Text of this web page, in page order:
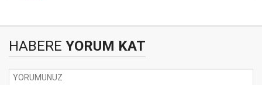
HABERE YORUM KAT